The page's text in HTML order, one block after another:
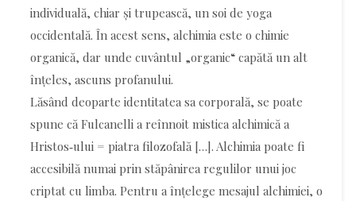
individuală, chiar și trupească, un soi de yoga
occidentală. În acest sens, alchimia este o chimie
organică, dar unde cuvântul „organic“ capătă un alt
înțeles, ascuns profanului.
Lăsând deoparte identitatea sa corporală, se poate
spune că Fulcanelli a reînnoit mistica alchimică a
Hristos‑ului = piatra filozofală […]. Alchimia poate fi
accesibilă numai prin stăpânirea regulilor unui joc
criptat cu limba. Pentru a înțelege mesajul alchimiei, o